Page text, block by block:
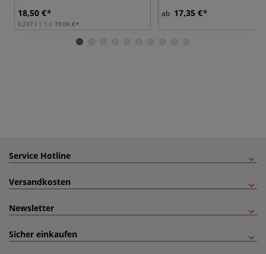
18,50 €
0,237 l | 1 l: 78,06 €
ab 17,35 €
Service Hotline
Versandkosten
Newsletter
Sicher einkaufen